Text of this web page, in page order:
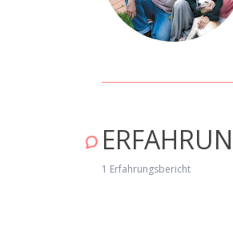
1 Erfahrungsbericht